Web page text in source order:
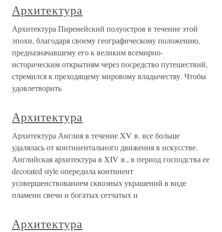
Архитектура
Архитектура Пиренейский полуостров в течение этой
эпохи, благодаря своему географическому положению,
предназначавшему его к великим всемирно-
историческим открытиям через посредство путешествий,
стремился к преходящему мировому владычеству. Чтобы
удовлетворить
Архитектура
Архитектура Англия в течение XV в. все больше
удалялась от континентального движения в искусстве.
Английская архитектура в XIV в., в период господства ее
decorated style опередила континент
усовершенствованием сквозных украшений в виде
пламени свечи и богатых сетчатых и
Архитектура